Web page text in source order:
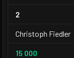
2
Christoph Fiedler
15 000